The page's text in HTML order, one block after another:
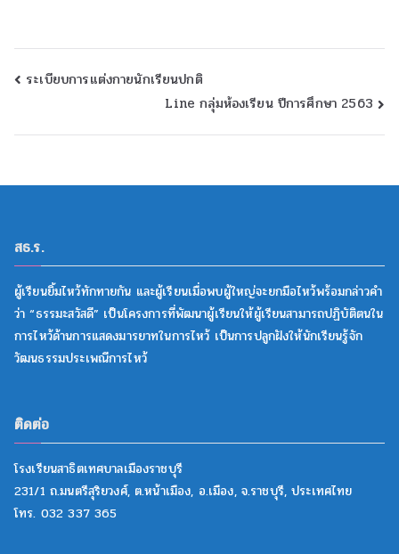
ระเบียบการแต่งกายนักเรียนปกติ
Line กลุ่มห้องเรียน ปีการศึกษา 2563
สธ.ร.
ผู้เรียนยิ้มไหว้ทักทายกัน และผู้เรียนเมื่อพบผู้ใหญ่จะยกมือไหว้พร้อมกล่าวคำ
ว่า “ธรรมะสวัสดี” เป็นโครงการที่พัฒนาผู้เรียนให้ผู้เรียนสามารถปฏิบัติตนใน
การไหว้ด้านการแสดงมารยาทในการไหว้ เป็นการปลูกฝังให้นักเรียนรู้จัก
วัฒนธรรมประเพณีการไหว้
ติดต่อ
โรงเรียนสาธิตเทศบาลเมืองราชบุรี
231/1 ถ.มนตรีสุริยวงศ์, ต.หน้าเมือง, อ.เมือง, จ.ราชบุรี, ประเทศไทย
โทร. 032 337 365